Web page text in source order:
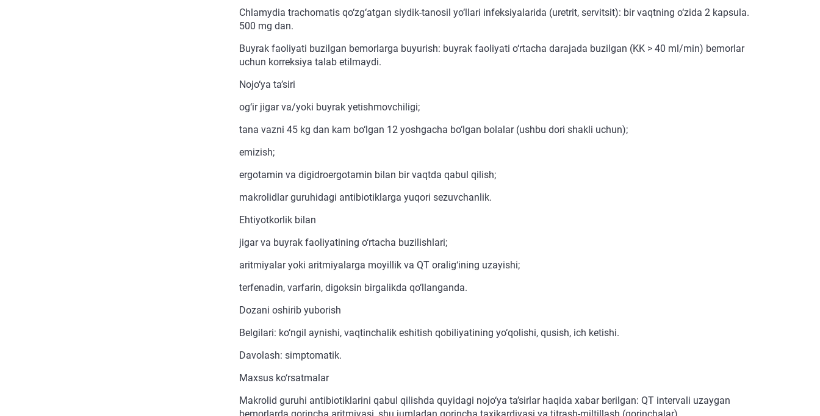
Chlamydia trachomatis qo‘zg‘atgan siydik-tanosil yo‘llari infeksiyalarida (uretrit, servitsit): bir vaqtning o‘zida 2 kapsula.
500 mg dan.
Buyrak faoliyati buzilgan bemorlarga buyurish: buyrak faoliyati o‘rtacha darajada buzilgan (KK > 40 ml/min) bemorlar
uchun korreksiya talab etilmaydi.
Nojo‘ya ta’siri
og‘ir jigar va/yoki buyrak yetishmovchiligi;
tana vazni 45 kg dan kam bo‘lgan 12 yoshgacha bo‘lgan bolalar (ushbu dori shakli uchun);
emizish;
ergotamin va digidroergotamin bilan bir vaqtda qabul qilish;
makrolidlar guruhidagi antibiotiklarga yuqori sezuvchanlik.
Ehtiyotkorlik bilan
jigar va buyrak faoliyatining o‘rtacha buzilishlari;
aritmiyalar yoki aritmiyalarga moyillik va QT oralig‘ining uzayishi;
terfenadin, varfarin, digoksin birgalikda qo‘llanganda.
Dozani oshirib yuborish
Belgilari: ko‘ngil aynishi, vaqtinchalik eshitish qobiliyatining yo‘qolishi, qusish, ich ketishi.
Davolash: simptomatik.
Maxsus ko‘rsatmalar
Makrolid guruhi antibiotiklarini qabul qilishda quyidagi nojo‘ya ta’sirlar haqida xabar berilgan: QT intervali uzaygan